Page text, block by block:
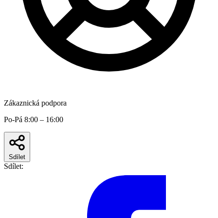
Zákaznická podpora
Po-Pá 8:00 – 16:00
Sdílet
Sdílet: